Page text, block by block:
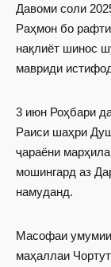
Давоми соли
Раҳмон бо
нақлиёт шинос
мавриди
3 июн Роҳбари
Раиси шаҳри
ҷараёни
мошингард аз
намуданд.
Масофаи умумии
маҳаллаи